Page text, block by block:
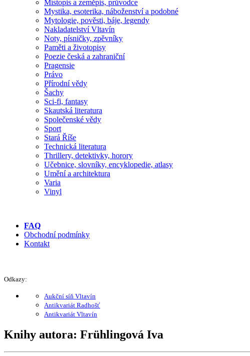
Místopis a zeměpis, průvodce
Mystika, esoterika, náboženství a podobné
Mytologie, pověsti, báje, legendy
Nakladatelství Vltavín
Noty, písničky, zpěvníky
Paměti a životopisy
Poezie česká a zahraniční
Pragensie
Právo
Přírodní vědy
Šachy
Sci-fi, fantasy
Skautská literatura
Společenské vědy
Sport
Stará Říše
Technická literatura
Thrillery, detektivky, horory
Učebnice, slovníky, encyklopedie, atlasy
Umění a architektura
Varia
Vinyl
FAQ
Obchodní podmínky
Kontakt
Odkazy:
Aukční síň Vltavín
Antikvariát Radhošť
Antikvariát Vltavín
Knihy autora: Frühlingová Iva